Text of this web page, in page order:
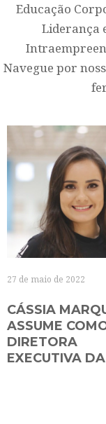
Educação
Liderança
Navegue por
27 de maio de 2022
CÁSSIA
ASSUME
DIRETORA
EXECUTIVA